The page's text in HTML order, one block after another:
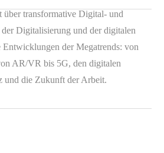
über transformative Digital- und
Digitalisierung und der digitalen
der Megatrends: von
AR/VR bis 5G, den digitalen
und die Zukunft der Arbeit.